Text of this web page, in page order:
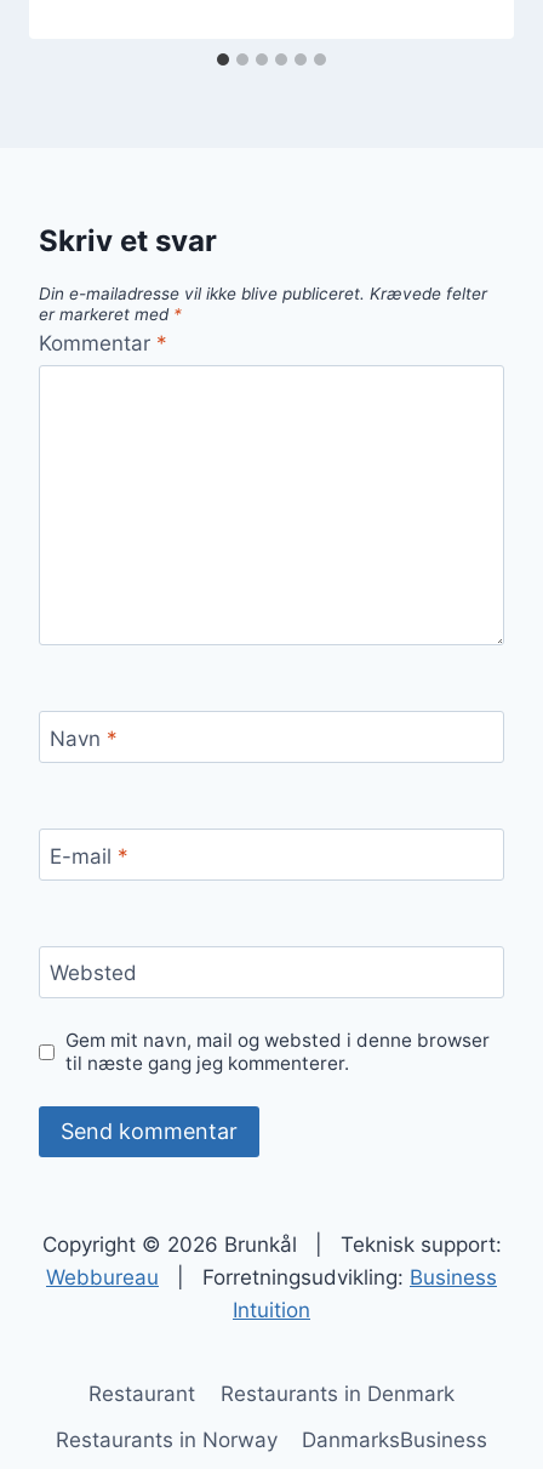
Skriv et svar
Din e-mailadresse vil ikke blive publiceret. Krævede felter
er markeret med *
Kommentar *
Navn *
E-mail *
Websted
Gem mit navn, mail og websted i denne browser
til næste gang jeg kommenterer.
Copyright © 2026 Brunkål | Teknisk support:
Webbureau | Forretningsudvikling: Business
Intuition
Restaurant
Restaurants in Denmark
Restaurants in Norway
DanmarksBusiness